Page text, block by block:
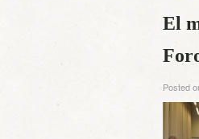
El
Posted